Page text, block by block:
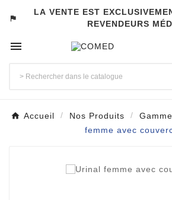
assistant_photo
LA VENTE EST
REVENDEURS

Accueil Nos Produits
femme avec